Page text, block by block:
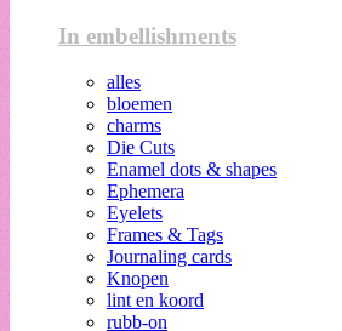
In embellishments
alles
bloemen
charms
Die Cuts
Enamel dots & shapes
Ephemera
Eyelets
Frames & Tags
Journaling cards
Knopen
lint en koord
rubb-on